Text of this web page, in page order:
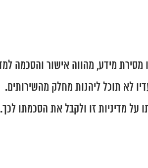
לא תוכל ליהנות מחלק מהשירותים.
מדיניות זו ולקבל את הסכמתו לכך.